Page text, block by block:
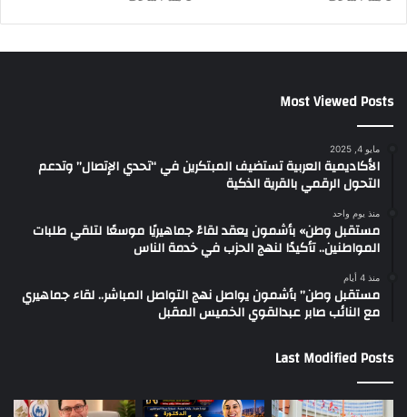
Most Viewed Posts
مايو 4, 2025
الأكاديمية العربية تستضيف المبتكرين في “تحدي الإتصال” وتدعم
التحول الرقمي بالقرية الذكية
منذ يوم واحد
مستقبل وطن» بأشمون يعقد لقاءً جماهيريًا موسعًا لتلقي طلبات
المواطنين.. تأكيدًا لنهج الحزب في خدمة الناس
منذ 4 أيام
مستقبل وطن” بأشمون يواصل نهج التواصل المباشر.. لقاء جماهيري
مع النائب صابر عبدالقوي الخميس المقبل
Last Modified Posts